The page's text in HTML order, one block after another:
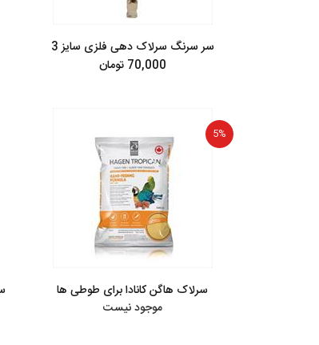
سر سرنگ سرلاک دهی فلزی سایز 3
70,000 تومان
5%
سرلاک هاگن کانادا برای طوطی ها
موجود نیست